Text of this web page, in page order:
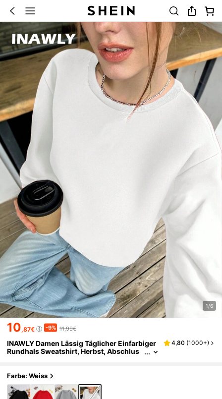
1/6
10,87€ -9% 11,99€
INAWLY Damen Lässig Täglicher Einfarbiger
Rundhals Sweatshirt, Herbst, Abschlus
4,80 (1000+)
Farbe: Weiss